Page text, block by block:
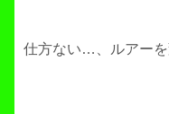
仕方ない…、ルアーを